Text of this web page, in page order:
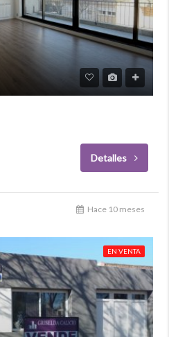
Detalles
Hace 10 meses
EN VENTA